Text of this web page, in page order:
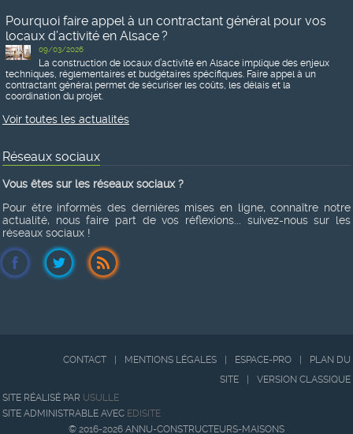
Pourquoi faire appel à un contractant général pour vos
locaux d’activité en Alsace ?
09/03/2026
La construction de locaux d’activité en Alsace implique des enjeux
techniques, réglementaires et budgétaires spécifiques. Faire appel à un
contractant général permet de sécuriser les coûts, les délais et la
coordination du projet.
Voir toutes les actualités
Réseaux sociaux
Vous êtes sur les réseaux sociaux ?
Pour être informés des dernières mises en ligne, connaître notre
actualité, nous faire part de vos réflexions... suivez-nous sur les
réseaux sociaux !
CONTACT MENTIONS LÉGALES ESPACE-PRO
PLAN DU
SITE
VERSION CLASSIQUE
SITE RÉALISÉ PAR USULLE
SITE ADMINISTRABLE AVEC EDISITE
© 2016-2026 ANNU-CONSTRUCTEURS-MAISONS